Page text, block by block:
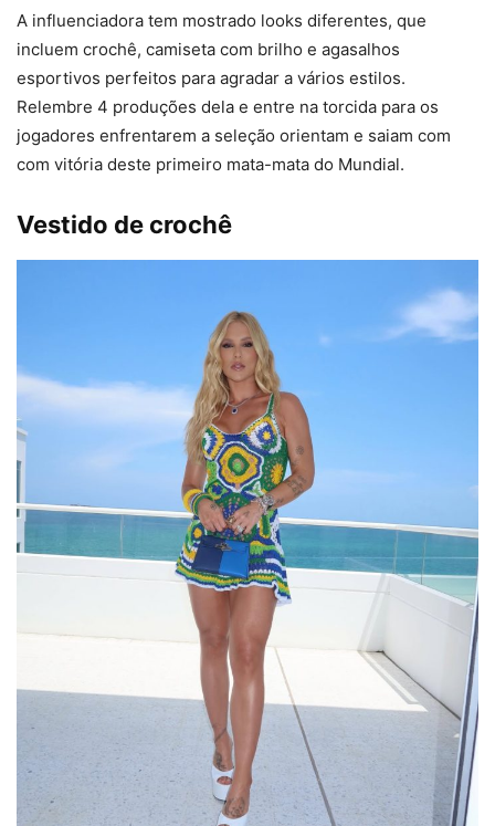
A influenciadora tem mostrado looks diferentes, que
incluem crochê, camiseta com brilho e agasalhos
esportivos perfeitos para agradar a vários estilos.
Relembre 4 produções dela e entre na torcida para os
jogadores enfrentarem a seleção orientam e saiam com
com vitória deste primeiro mata-mata do Mundial.
Vestido de crochê